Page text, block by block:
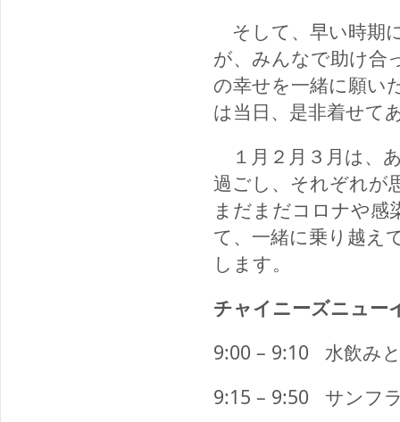
そして、早い時期
が、みんなで助け合
の幸せを一緒に願い
は当日、是非着せて
１月２月３月は、
過ごし、それぞれが
まだまだコロナや感
て、一緒に乗り越え
します。
チャイニーズニュ
9:00 – 9:10
水飲み
9:15 – 9:50
サンフ